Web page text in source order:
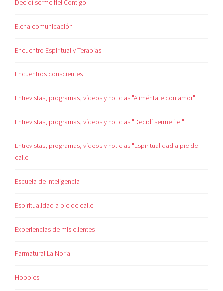
Decidí serme fiel Contigo
Elena comunicación
Encuentro Espiritual y Terapias
Encuentros conscientes
Entrevistas, programas, vídeos y noticias "Aliméntate con amor"
Entrevistas, programas, vídeos y noticias "Decidí serme fiel"
Entrevistas, programas, vídeos y noticias "Espiritualidad a pie de
calle"
Escuela de Inteligencia
Espiritualidad a pie de calle
Experiencias de mis clientes
Farmatural La Noria
Hobbies